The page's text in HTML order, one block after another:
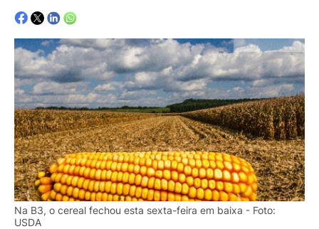
Na B3, o cereal fechou esta sexta-feira em baixa - Foto:
USDA